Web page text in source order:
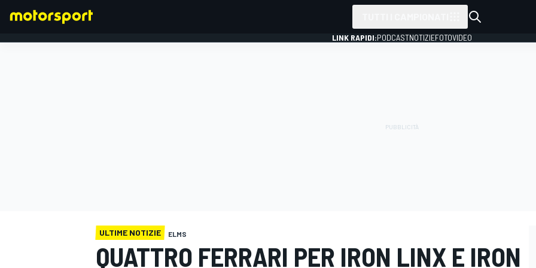
LINK RAPIDI:PODCASTNOTIZIEFOTOVIDEO
ULTIME NOTIZIE ELMS
QUATTRO FERRARI PER IRON LINX E IRON